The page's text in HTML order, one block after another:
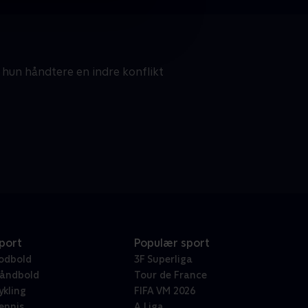
håndtere en indre konflikt
Populær sport
3F Superliga
Tour de France
FIFA VM 2026